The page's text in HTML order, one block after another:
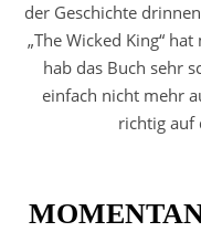
der Geschichte
„The Wicked King“
hab das Buch sehr
einfach nicht mehr
richtig auf